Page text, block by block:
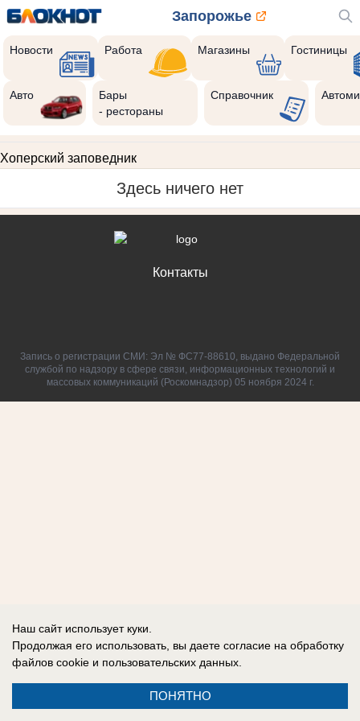
Запорожье
Новости Работа Магазины Гостиницы
Авто
Бары
- рестораны
Справочник
Хоперский заповедник
Здесь ничего нет
Контакты
Запись о регистрации СМИ: Эл № ФС77-88610, выдано Федеральной
службой по надзору в сфере связи, информационных технологий и
массовых коммуникаций (Роскомнадзор) 05 ноября 2024 г.
Наш сайт использует куки.
Продолжая его использовать, вы даете согласие на обработку
файлов cookie и пользовательских данных.
ПОНЯТНО